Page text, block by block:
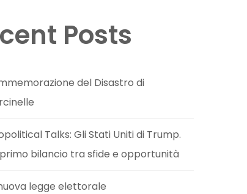
Posts
del Disastro di
Talks: Gli Stati Uniti di Trump.
bilancio tra sfide e opportunità
legge elettorale